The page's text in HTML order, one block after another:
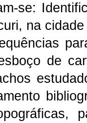
se:
na
de